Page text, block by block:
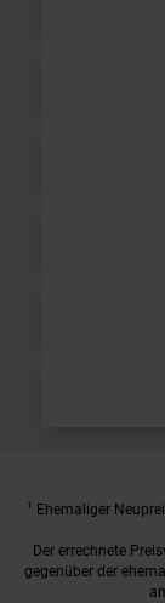
1
Ehemaliger
Der errechnete
gegenüber der